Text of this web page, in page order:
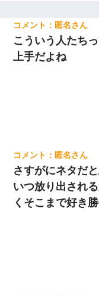
匿名
こういう人たち
上手だよね
匿名
さすがにネタだ
いつ放り出され
くそこまで好き